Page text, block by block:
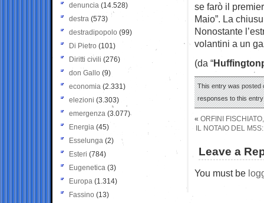
se farò il
Maio”. La
Nonostante
volantini a un
(da “
This entry was posted
responses to this
« ORFINI
IL NOTAIO DEL
Leave a
You must be
denuncia (14.528)
destra (573)
destradipopolo (99)
Di Pietro (101)
Diritti civili (276)
don Gallo (9)
economia (2.331)
elezioni (3.303)
emergenza (3.077)
Energia (45)
Esselunga (2)
Esteri (784)
Eugenetica (3)
Europa (1.314)
Fassino (13)